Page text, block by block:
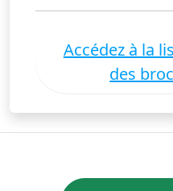
Accédez à la
des